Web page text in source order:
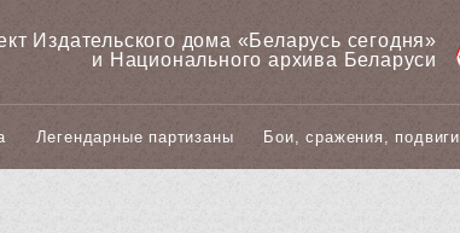
Издательского дома «‎Беларусь сегодня»
и Национального архива Беларуси
Легендарные партизаны Бои, сражения, подвиги